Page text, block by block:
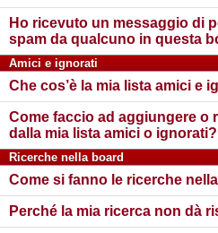
Ho ricevuto un messaggio di
spam da qualcuno in questa
Amici e ignorati
Che cos’è la mia lista amici e
Come faccio ad aggiungere o
dalla mia lista amici o ignorati?
Ricerche nella board
Come si fanno le ricerche
Perché la mia ricerca non dà